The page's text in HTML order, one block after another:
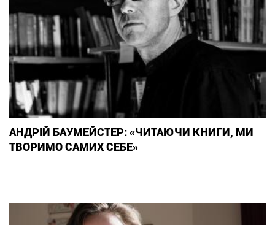
АНДРІЙ БАУМЕЙСТЕР: «ЧИТАЮЧИ КНИГИ, МИ
ТВОРИМО САМИХ СЕБЕ»